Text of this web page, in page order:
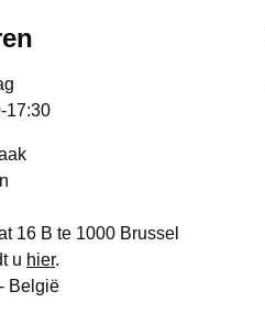
17:30
16 B te 1000 Brussel
u hier.
België